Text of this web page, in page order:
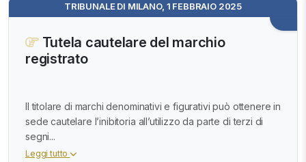
TRIBUNALE DI MILANO, 1 FEBBRAIO 2025
Tutela cautelare del marchio
registrato
Il titolare di marchi denominativi e figurativi può ottenere in
sede cautelare l’inibitoria all’utilizzo da parte di terzi di
segni...
Leggi tutto